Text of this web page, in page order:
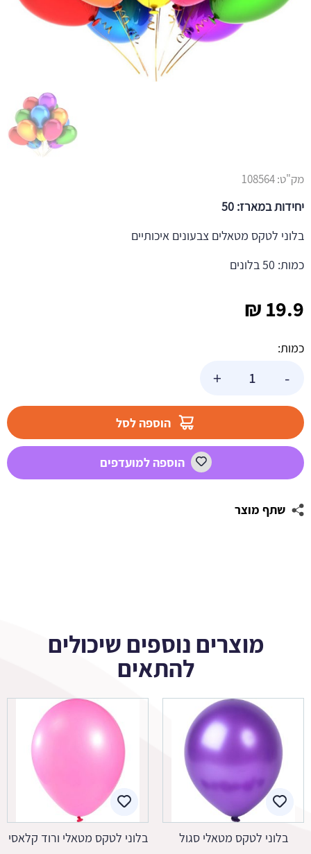
19.9
₪
כמות:
-
מטאלים
+
הוספה לסל
הוספה למועדפים
שתף מוצר
מק"ט:108564
יחידות במארז: 50
בלוני לטקס מטאלים צבעונים איכותיים
כמות: 50 בלונים
מוצרים נוספים שיכולים
להתאים
בלוני לטקס מטאלי סגול בלוני לטקס מטאלי ורוד קלאסי